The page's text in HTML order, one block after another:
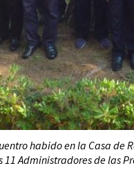
habido en la Casa de
11 Administradores de las